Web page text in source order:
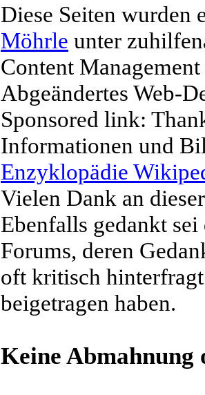
Diese Seiten wurden
Möhrle unter
Content
Abgeändertes Web-
Sponsored link:
Informationen und
Enzyklopädie
Vielen Dank an
Ebenfalls gedankt
Forums, deren
oft kritisch
beigetragen haben.
Keine